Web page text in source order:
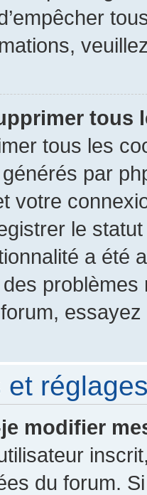
tous
tous les
par
votre
le
a été
et
modifier
du forum.